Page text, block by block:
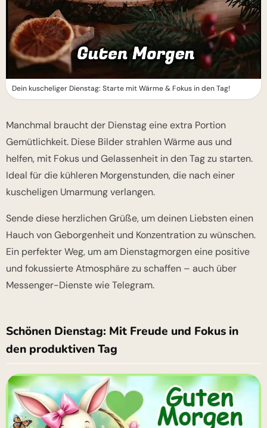
Dein kuscheliger Dienstag: Starte mit Wärme & Fokus in den Tag!
Manchmal braucht der Dienstag eine extra Portion
Gemütlichkeit. Diese Bilder strahlen Wärme aus und
helfen, mit Fokus und Gelassenheit in den Tag zu starten.
Ideal für die kühleren Morgenstunden, die nach einer
kuscheligen Umarmung verlangen.
Sende diese herzlichen Grüße, um deinen Liebsten einen
Hauch von Geborgenheit und Konzentration zu wünschen.
Ein perfekter Weg, um am Dienstagmorgen eine positive
und fokussierte Atmosphäre zu schaffen – auch über
Messenger-Dienste wie Telegram.
Schönen Dienstag: Mit Freude und Fokus in
den produktiven Tag